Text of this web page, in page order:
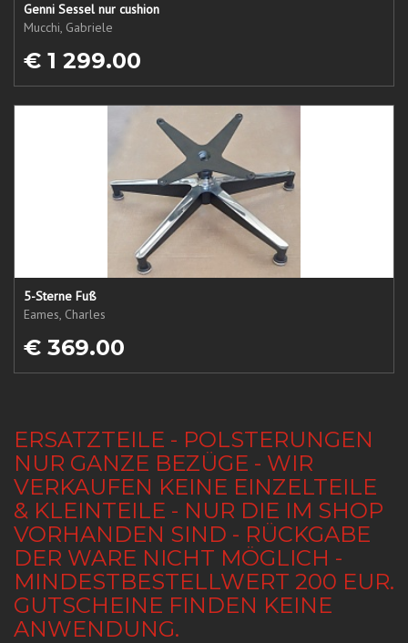
Genni Sessel nur cushion
Mucchi, Gabriele
€ 1 299.00
5-Sterne Fuß
Eames, Charles
€ 369.00
ERSATZTEILE - POLSTERUNGEN
NUR GANZE BEZÜGE - WIR
VERKAUFEN KEINE EINZELTEILE
& KLEINTEILE - NUR DIE IM SHOP
VORHANDEN SIND - RÜCKGABE
DER WARE NICHT MÖGLICH -
MINDESTBESTELLWERT 200 EUR.
GUTSCHEINE FINDEN KEINE
ANWENDUNG.